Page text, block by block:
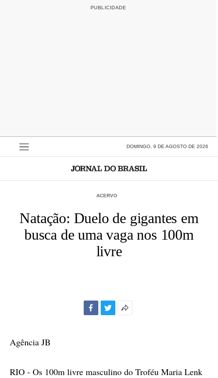
DOMINGO, 9 DE AGOSTO DE 2026
ACERVO
Natação: Duelo de gigantes em
busca de uma vaga nos 100m
livre
Agência JB
RIO - Os 100m livre masculino do Troféu Maria Lenk